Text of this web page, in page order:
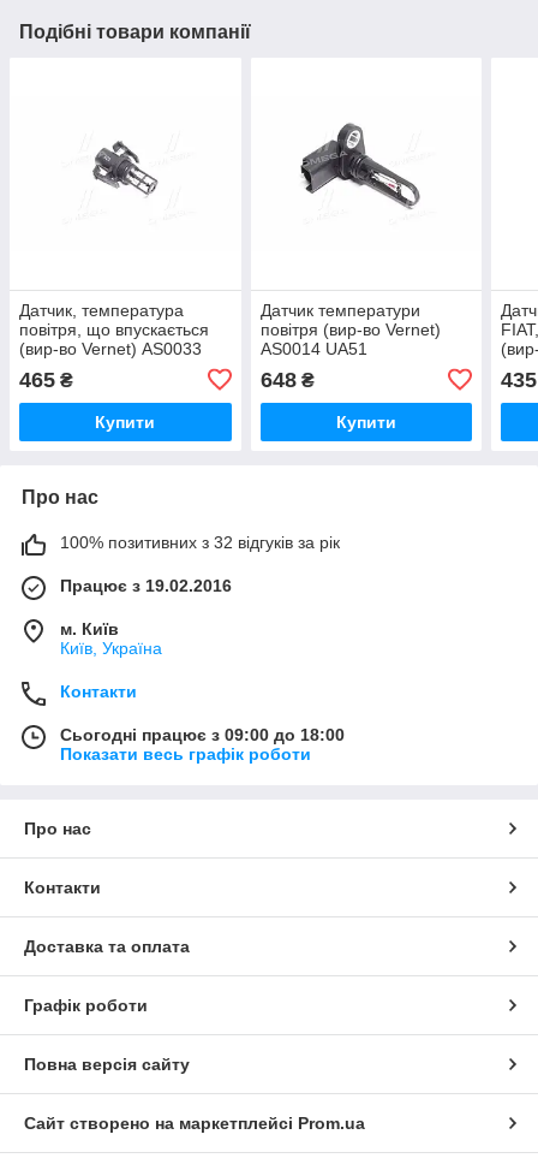
Подібні товари компанії
Датчик, температура
повітря, що впускається
(вир-во Vernet) AS0033
465 ₴
Купити
Датчик температури
повітря (вир-во Vernet)
AS0014 UA51
648₴
Купити
435
Про нас
100% позитивних з 32 відгуків за рік
Працює з 19.02.2016
м. Київ
Київ, Україна
Контакти
Сьогодні працює з 09:00 до 18:00
Показати весь графік роботи
Про нас
Контакти
Доставка та оплата
Графік роботи
Повна версія сайту
Сайт створено на маркетплейсі Prom.ua